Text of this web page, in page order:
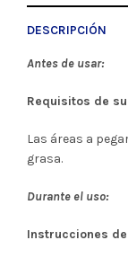
DESCRIPCIÓN
Antes de usar:
Requisitos de
Las áreas a
grasa.
Durante el uso:
Instrucciones